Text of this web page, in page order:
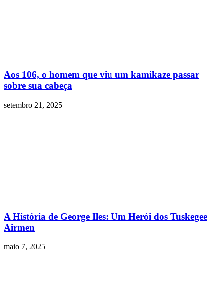
Aos 106, o homem que viu um kamikaze passar
sobre sua cabeça
setembro 21, 2025
A História de George Iles: Um Herói dos Tuskegee
Airmen
maio 7, 2025